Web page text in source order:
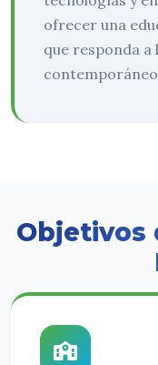
ofrecer una
que responda a
Objetivos